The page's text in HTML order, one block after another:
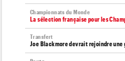
Championnats du Monde
La sélection française pour les
Transfert
Joe Blackmore devrait rejoindre une